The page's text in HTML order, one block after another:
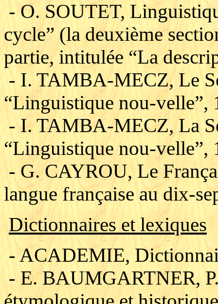
- O. SOUTET,
cycle” (la deuxième
partie, intitulée “La
- I. TAMBA-MECZ, Le
“Linguistique nou-velle”,
- I. TAMBA-MECZ, La
“Linguistique nou-velle”,
- G. CAYROU, Le
langue française au dix-
Dictionnaires et lexiques
- ACADEMIE,
- E. BAUMGARTNER,